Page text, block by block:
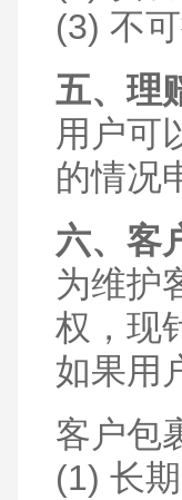
(3) 不
五、理
用户可
的情况
六、客
为维护
权，现
如果用
客户包
(1) 长